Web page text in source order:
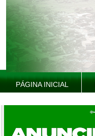
PÁGINA INICIAL